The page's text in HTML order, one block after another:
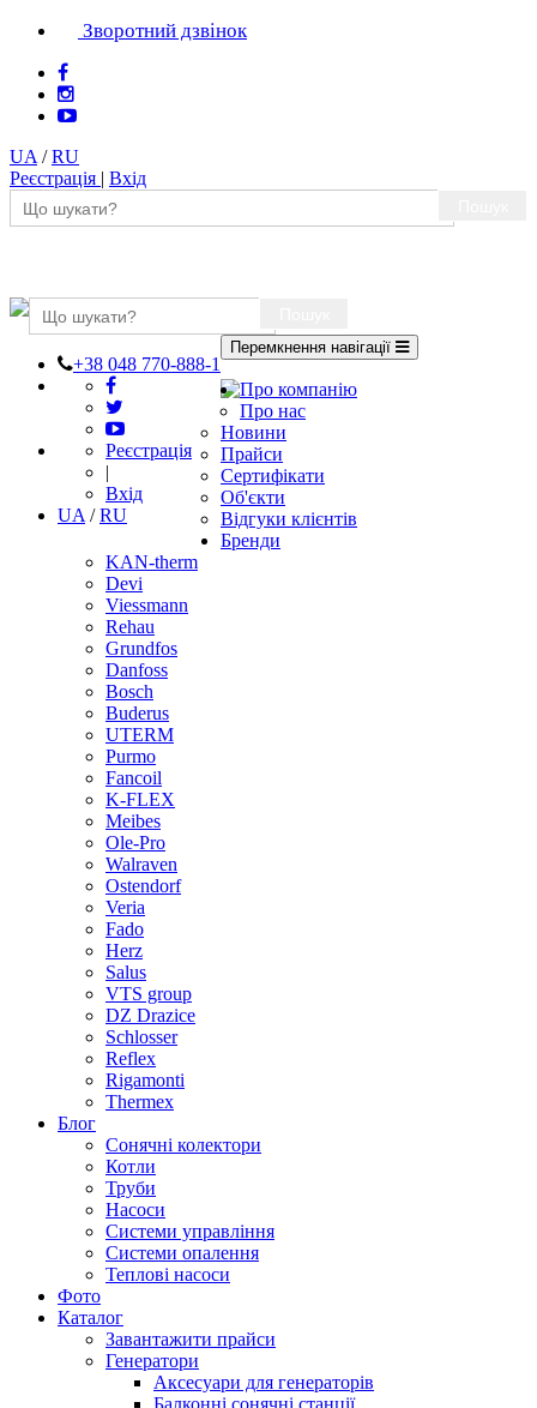
Зворотний дзвінок
UA /RU
Реєстрація | Вхід
+38 048 770-888-1
Реєстрація
|
Вхід
UA /RU
Перемкнення навігації
Про компанію
Про нас
Новини
Прайси
Сертифікати
Об'єкти
Відгуки клієнтів
Бренди
KAN-therm
Devi
Viessmann
Rehau
Grundfos
Danfoss
Bosch
Buderus
UTERM
Purmo
Fancoil
K-FLEX
Meibes
Ole-Pro
Walraven
Ostendorf
Veria
Fado
Herz
Salus
VTS group
DZ Drazice
Schlosser
Reflex
Rigamonti
Thermex
Блог
Сонячні колектори
Котли
Труби
Насоси
Системи управління
Системи опалення
Теплові насоси
Фото
Каталог
Завантажити прайси
Генератори
Аксесуари для генераторів
Балконні сонячні станції